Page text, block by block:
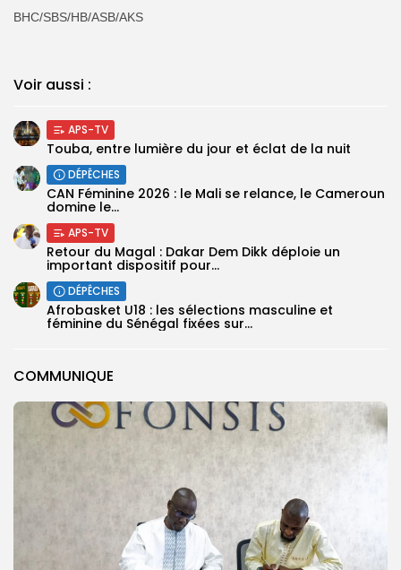
COMMUNIQUE
BHC/SBS/HB/ASB/AKS
Voir aussi :
APS-TV
Touba, entre lumière du jour et éclat de la nuit
DÉPÊCHES
‎CAN Féminine 2026 : le Mali se relance, le Cameroun
domine le...
APS-TV
Retour du Magal : Dakar Dem Dikk déploie un
important dispositif pour...
DÉPÊCHES
‎Afrobasket U18 : les sélections masculine et
féminine du Sénégal fixées sur...